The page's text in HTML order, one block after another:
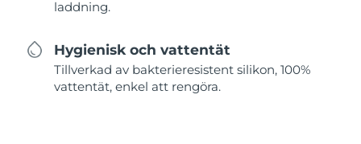
laddning.
Hygienisk och vattentät
Tillverkad av bakterieresistent silikon, 100%
vattentät, enkel att rengöra.